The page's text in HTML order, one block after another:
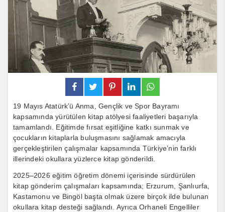
19 Mayıs Atatürk’ü Anma, Gençlik ve Spor Bayramı
kapsamında yürütülen kitap atölyesi faaliyetleri başarıyla
tamamlandı. Eğitimde fırsat eşitliğine katkı sunmak ve
çocukların kitaplarla buluşmasını sağlamak amacıyla
gerçekleştirilen çalışmalar kapsamında Türkiye’nin farklı
illerindeki okullara yüzlerce kitap gönderildi.
2025–2026 eğitim öğretim dönemi içerisinde sürdürülen
kitap gönderim çalışmaları kapsamında; Erzurum, Şanlıurfa,
Kastamonu ve Bingöl başta olmak üzere birçok ilde bulunan
okullara kitap desteği sağlandı. Ayrıca Orhaneli Engelliler